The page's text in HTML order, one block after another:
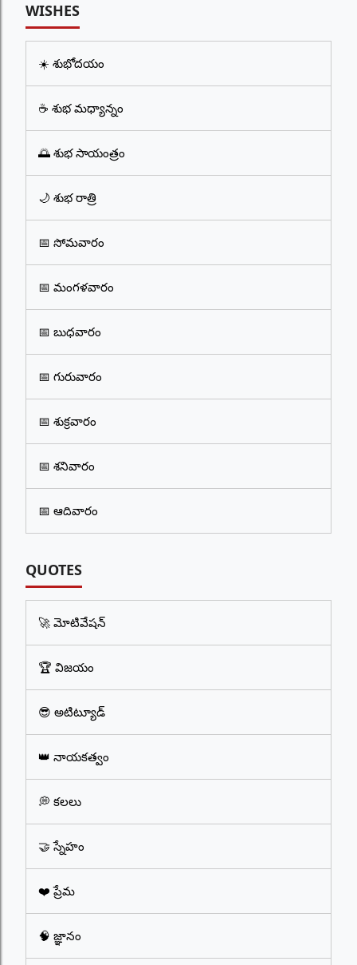
WISHES
☀️ శుభోదయం
☕ శుభ మధ్యాన్నం
🌅 శుభ సాయంత్రం
🌙 శుభ రాత్రి
📅 సోమవారం
📅 మంగళవారం
📅 బుధవారం
📅 గురువారం
📅 శుక్రవారం
📅 శనివారం
📅 ఆదివారం
QUOTES
🚀 మోటివేషన్
🏆 విజయం
😎 అటిట్యూడ్
👑 నాయకత్వం
💭 కలలు
🤝 స్నేహం
❤️ ప్రేమ
🧠 జ్ఞానం